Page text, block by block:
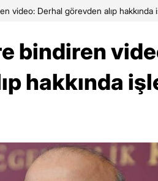
video: Derhal görevden alıp hakkında
bindiren
hakkında